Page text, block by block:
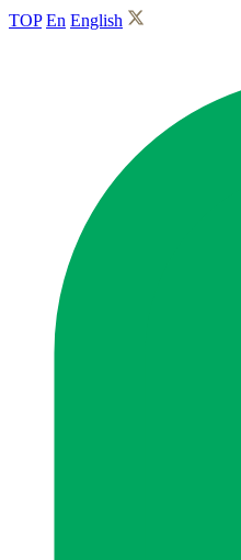
TOP En English